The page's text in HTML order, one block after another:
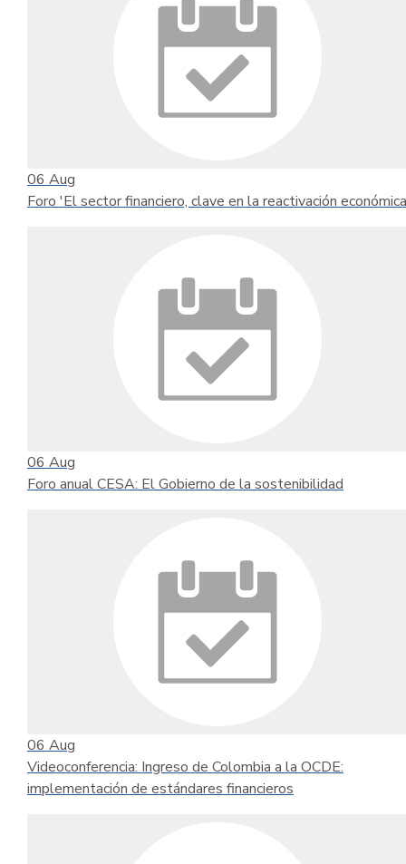
06 Aug
Foro 'El sector financiero, clave en la reactivación
06 Aug
Foro anual CESA: El Gobierno de la sostenibilidad
06 Aug
Videoconferencia: Ingreso de Colombia a la OCDE:
implementación de estándares financieros